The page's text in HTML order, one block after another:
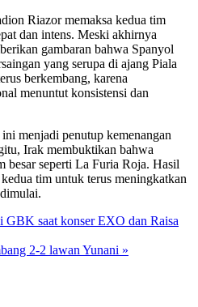
Riazor memaksa kedua tim
dan intens. Meski akhirnya
gambaran bahwa Spanyol
yang serupa di ajang Piala
berkembang, karena
menuntut konsistensi dan
menjadi penutup kemenangan
Irak membuktikan bahwa
besar seperti La Furia Roja. Hasil
tim untuk terus meningkatkan
saat konser EXO dan Raisa
2-2 lawan Yunani »